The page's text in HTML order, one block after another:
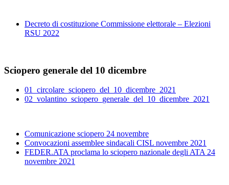
Decreto di costituzione Commissione elettorale – Elezioni
RSU 2022
Sciopero generale del 10 dicembre
01_circolare_sciopero_del_10_dicembre_2021
02_volantino_sciopero_generale_del_10_dicembre_2021
Comunicazione sciopero 24 novembre
Convocazioni assemblee sindacali CISL novembre 2021
FEDER.ATA proclama lo sciopero nazionale degli ATA 24
novembre 2021